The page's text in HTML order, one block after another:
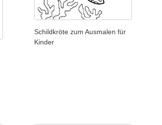
Schildkröte zum Ausmalen für
Kinder